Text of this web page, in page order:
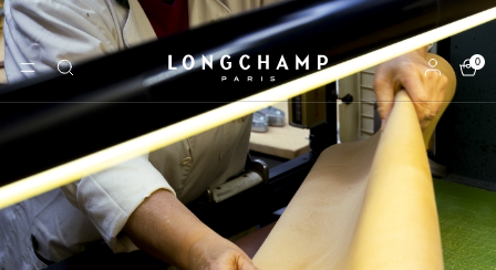
MENUPesquisar Longchamp - Início
0